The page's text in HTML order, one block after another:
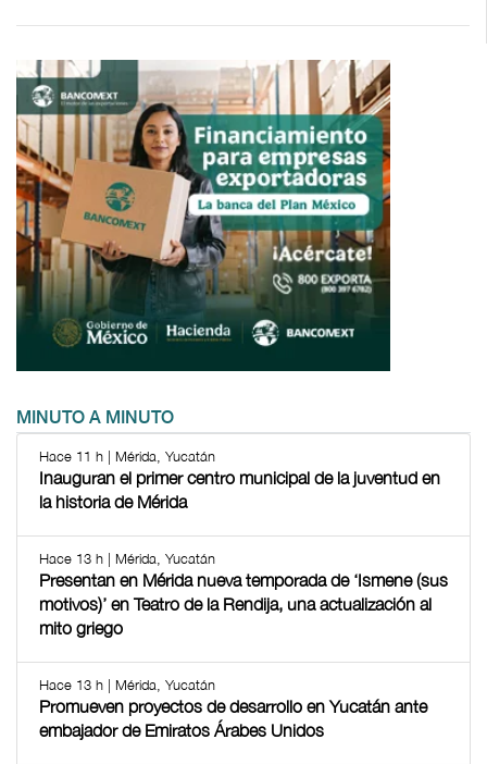
MINUTO A MINUTO
Hace 11 h | Mérida, Yucatán
Inauguran el primer centro municipal de la juventud en
la historia de Mérida
Hace 13 h | Mérida, Yucatán
Presentan en Mérida nueva temporada de ‘Ismene (sus
motivos)’ en Teatro de la Rendija, una actualización al
mito griego
Hace 13 h | Mérida, Yucatán
Promueven proyectos de desarrollo en Yucatán ante
embajador de Emiratos Árabes Unidos